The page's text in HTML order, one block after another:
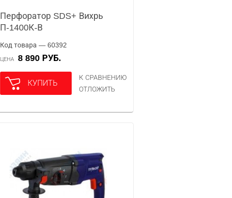
Перфоратор SDS+ Вихрь
П-1400К-В
Код товара — 60392
ЦЕНА 8 890 РУБ.
КУПИТЬ
К СРАВНЕНИЮ
ОТЛОЖИТЬ